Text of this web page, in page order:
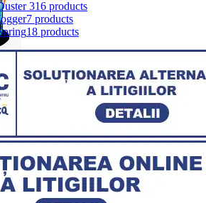
316 products
7 products
18 products